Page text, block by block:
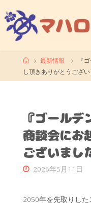
ン
テ
ホ
ー
ム
最新情報
『
し頂きありがとうござ
『ゴールデ
商談会にお
ございまし
2026年5月11日
2050年を先取りし